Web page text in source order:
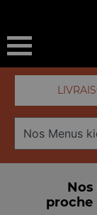
proche